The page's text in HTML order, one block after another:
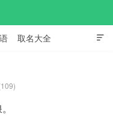

取名大全